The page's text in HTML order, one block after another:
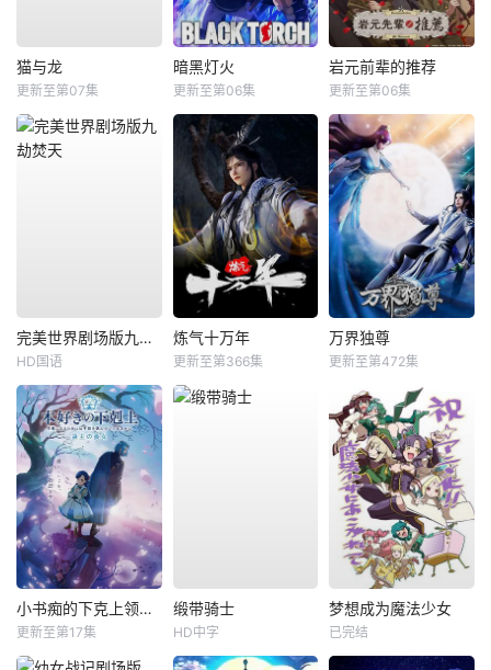
猫与龙
更新至第07集
暗黑灯火
更新至第06集
岩元前辈的推荐
更新至第06集
完美世界剧场版九劫焚天
HD国语
炼气十万年
更新至第366集
万界独尊
更新至第472集
小书痴的下克上领主的养女
更新至第17集
缎带骑士
HD中字
梦想成为魔法少女
已完结